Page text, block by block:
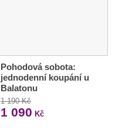
Pohodová sobota:
jednodenní koupání u
Balatonu
1 190 Kč
1 090 Kč